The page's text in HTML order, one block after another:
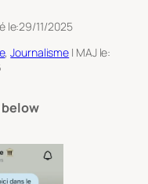
le:29/11/2025
, Journalisme | MAJ le: